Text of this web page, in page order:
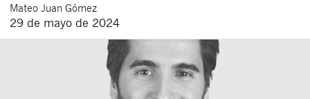
Mateo Juan Gómez
29 de mayo de 2024